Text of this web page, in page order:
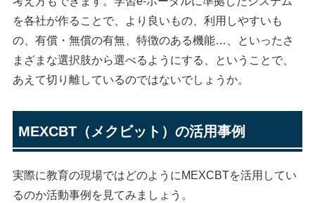
を各社が作ることで、より良いもの、利用しやすいも
の、有償・無償の有無、特徴のある機能…、といったさ
まざまな選択肢から選べるようにする、ということで、
あえて切り離しているのではないでしょうか。
MEXCBT（メクビット）の活用事例
実際に教育の現場ではどのようにMEXCBTを活用してい
るのか活動事例を見てみましょう。